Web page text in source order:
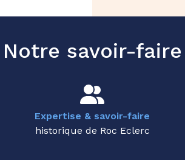
Notre savoir-faire
Expertise & savoir-faire
historique de Roc Eclerc